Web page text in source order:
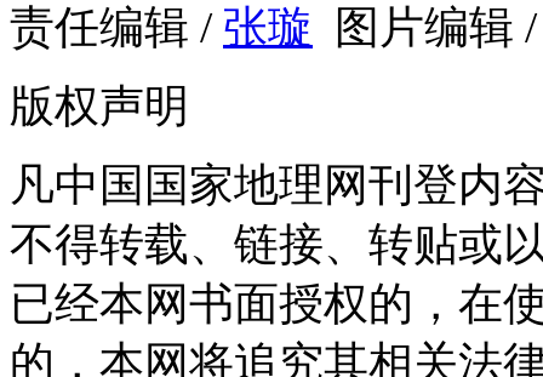
责任编辑 / 张璇 图片编辑
版权声明
凡中国国家地理网刊登内
不得转载、链接、转贴或
已经本网书面授权的，在
的，本网将追究其相关法